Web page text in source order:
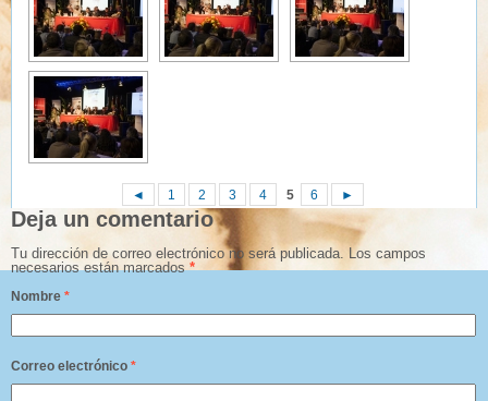
◄ 1 2 3 4 5 6 ►
Deja un comentario
Tu dirección de correo electrónico no será publicada. Los campos
necesarios están marcados*
Nombre *
Correo electrónico *